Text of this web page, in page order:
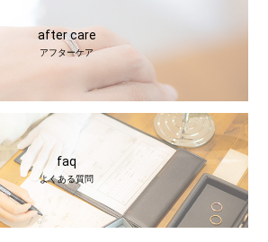
after care
アフターケア
faq
よくある質問